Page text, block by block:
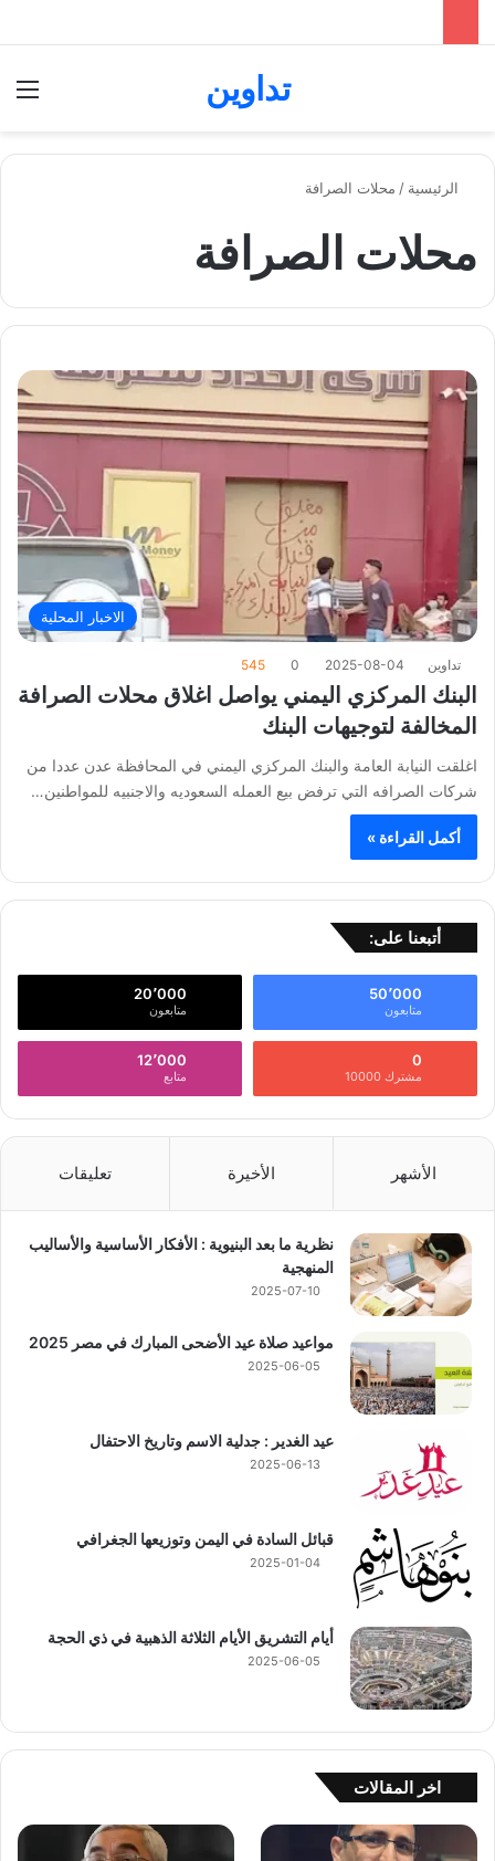
تداوين
الرئيسية / محلات الصرافة
محلات الصرافة
الاخبار المحلية
تداوين 2025-08-04
0
545
البنك المركزي اليمني يواصل اغلاق محلات الصرافة
المخالفة لتوجيهات البنك
اغلقت النيابة العامة والبنك المركزي اليمني في المحافظة عدن عددا من
شركات الصرافه التي ترفض بيع العمله السعوديه والاجنبيه للمواطنين…
أكمل القراءة »
أتبعنا على:
50٬000
متابعون
20٬000
متابعون
0
مشترك 10000
12٬000
متابع
الأشهر الأخيرة تعليقات
نظرية ما بعد البنيوية : الأفكار الأساسية والأساليب
المنهجية
2025-07-10
مواعيد صلاة عيد الأضحى المبارك في مصر 2025
2025-06-05
عيد الغدير : جدلية الاسم وتاريخ الاحتفال
2025-06-13
قبائل السادة في اليمن وتوزيعها الجغرافي
2025-01-04
أيام التشريق الأيام الثلاثة الذهبية في ذي الحجة
2025-06-05
اخر المقالات